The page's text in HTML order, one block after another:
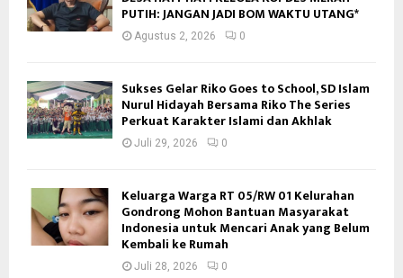
PUTIH: JANGAN JADI BOM WAKTU UTANG*
Agustus 2, 2026 0
Sukses Gelar Riko Goes to School, SD Islam
Nurul Hidayah Bersama Riko The Series
Perkuat Karakter Islami dan Akhlak
Juli 29, 2026 0
Keluarga Warga RT 05/RW 01 Kelurahan
Gondrong Mohon Bantuan Masyarakat
Indonesia untuk Mencari Anak yang Belum
Kembali ke Rumah
Juli 28, 2026 0